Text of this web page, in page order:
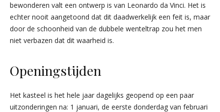
bewonderen valt een ontwerp is van Leonardo da Vinci. Het is
echter nooit aangetoond dat dit daadwerkelijk een feit is, maar
door de schoonheid van de dubbele wenteltrap zou het men
niet verbazen dat dit waarheid is.
Openingstijden
Het kasteel is het hele jaar dagelijks geopend op een paar
uitzonderingen na: 1 januari, de eerste donderdag van februari